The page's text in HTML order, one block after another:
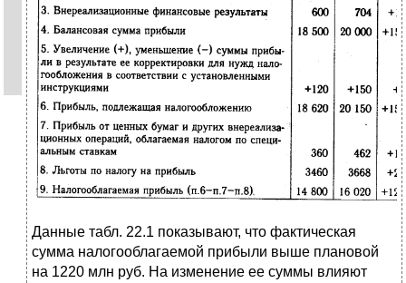
Данные табл. 22.1 показывают, что фактическая
сумма налогооблагаемой прибыли выше плановой
на 1220 млн руб. На изменение ее суммы влияют